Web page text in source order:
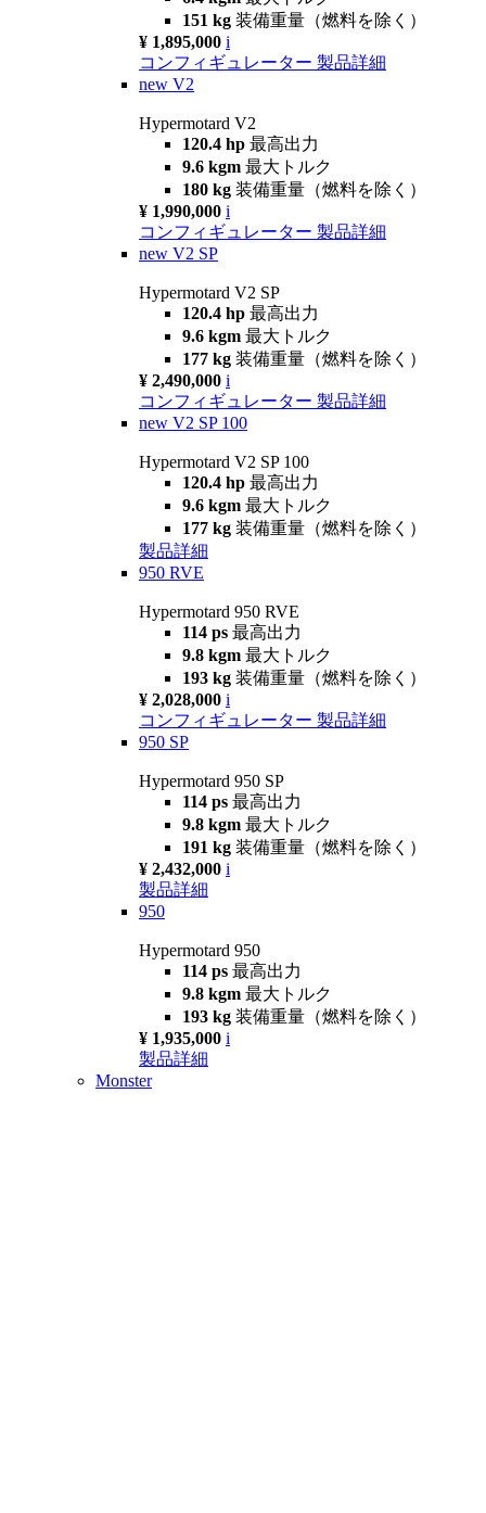
151 kg 装備重量（燃料を除く）
¥ 1,895,000 i
コンフィギュレーター 製品詳細
new V2
Hypermotard V2
120.4 hp 最高出力
9.6 kgm 最大トルク
180 kg 装備重量（燃料を除く）
¥ 1,990,000 i
コンフィギュレーター 製品詳細
new V2 SP
Hypermotard V2 SP
120.4 hp 最高出力
9.6 kgm 最大トルク
177 kg 装備重量（燃料を除く）
¥ 2,490,000 i
コンフィギュレーター 製品詳細
new V2 SP 100
Hypermotard V2 SP 100
120.4 hp 最高出力
9.6 kgm 最大トルク
177 kg 装備重量（燃料を除く）
製品詳細
950 RVE
Hypermotard 950 RVE
114 ps 最高出力
9.8 kgm 最大トルク
193 kg 装備重量（燃料を除く）
¥ 2,028,000 i
コンフィギュレーター 製品詳細
950 SP
Hypermotard 950 SP
114 ps 最高出力
9.8 kgm 最大トルク
191 kg 装備重量（燃料を除く）
¥ 2,432,000 i
製品詳細
950
Hypermotard 950
114 ps 最高出力
9.8 kgm 最大トルク
193 kg 装備重量（燃料を除く）
¥ 1,935,000 i
製品詳細
Monster